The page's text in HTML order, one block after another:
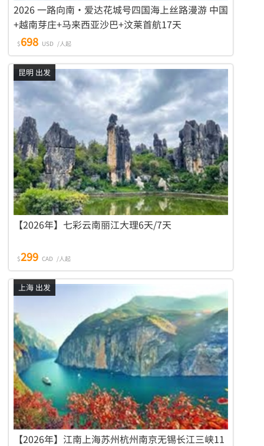
2026 一路向南·爱达花城号四国海上丝路漫游 中国
+越南芽庄+马来西亚沙巴+汶莱首航17天
$698 USD /人起
昆明 出发
【2026年】七彩云南丽江大理6天/7天
$299 CAD /人起
上海 出发
【2026年】江南上海苏州杭州南京无锡长江三峡11